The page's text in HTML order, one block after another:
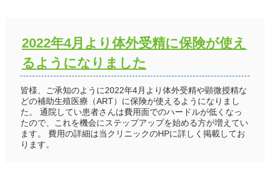
2022年4月より体外受精に保険が使え
るようになりました
皆様、ご承知のように2022年4月より体外受精や顕微授精な
どの補助生殖医療（ART）に保険が使えるようになりまし
た。 通院してい患者さんは費用面でのハードルが低くなっ
たので、これを機会にステップアップを始める方が増えてい
ます。 費用の詳細は当クリニックのHPに詳しく掲載してお
ります。